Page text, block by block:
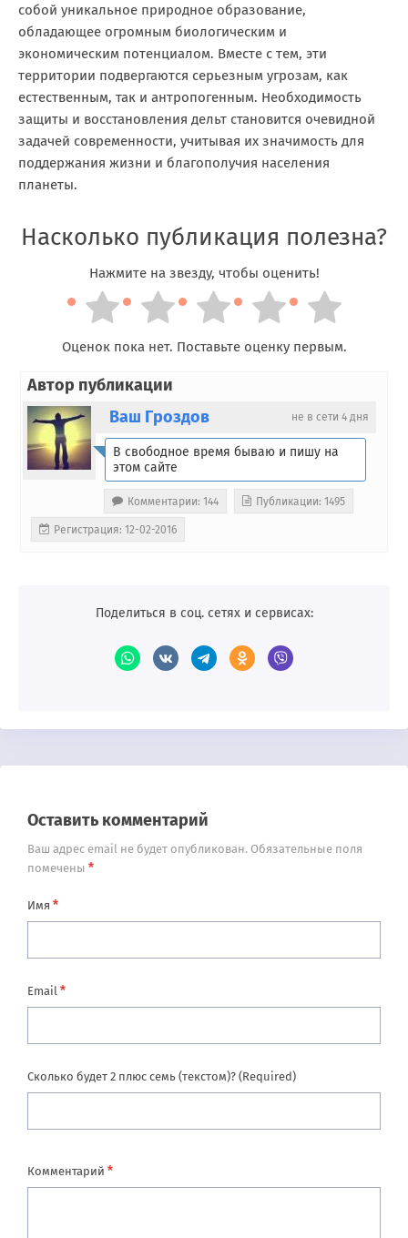
собой уникальное природное образование,
обладающее огромным биологическим и
экономическим потенциалом. Вместе с тем, эти
территории подвергаются серьезным угрозам, как
естественным, так и антропогенным. Необходимость
защиты и восстановления дельт становится очевидной
задачей современности, учитывая их значимость для
поддержания жизни и благополучия населения
планеты.
Насколько публикация полезна?
Нажмите на звезду, чтобы оценить!
Оценок пока нет. Поставьте оценку первым.
Автор публикации
не в сети 4 дня
Ваш Гроздов
В свободное время бываю и пишу на
этом сайте
Комментарии: 144 Публикации: 1495
Регистрация: 12-02-2016
Поделиться в соц. сетях и сервисах:
Оставить комментарий
Ваш адрес email не будет опубликован. Обязательные поля
помечены *
Имя *
Email *
Сколько будет 2 плюс семь (текстом)? (Required)
Комментарий *